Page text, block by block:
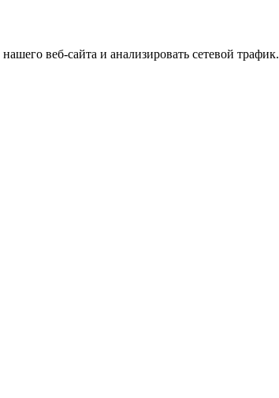
веб-сайта и анализировать сетевой трафик.